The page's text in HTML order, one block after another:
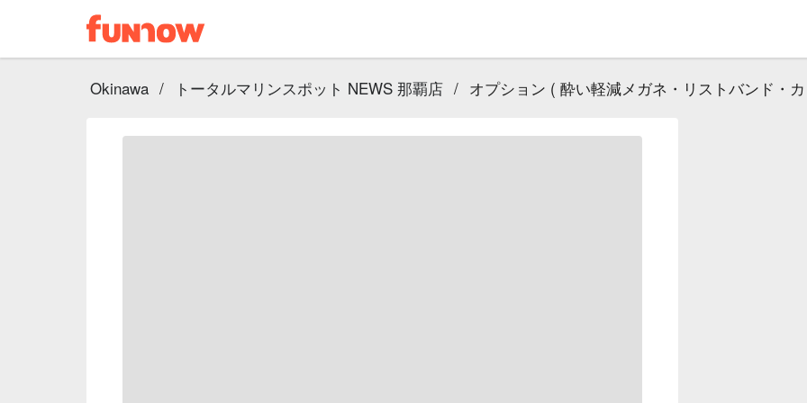
Okinawa / トータルマリンスポット NEWS 那覇店 / オプション ( 酔い軽減メガネ・リストバンド・